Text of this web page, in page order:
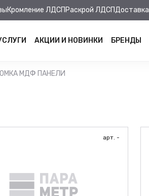
Кромление ЛДСП Раскрой ЛДСПДоставка
АКЦИИ И НОВИНКИ БРЕНДЫ
МДФ ПАНЕЛИ
арт. -